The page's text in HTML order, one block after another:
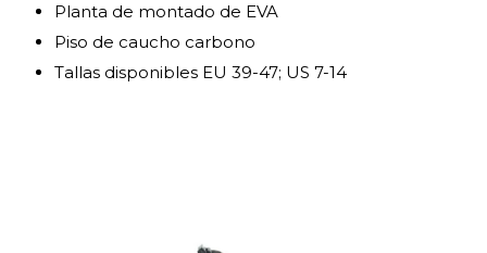
Planta de montado de EVA
Piso de caucho carbono
Tallas disponibles EU 39-47; US 7-14